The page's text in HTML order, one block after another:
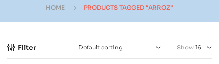
HOME PRODUCTS TAGGED “ARROZ”
Filter Show